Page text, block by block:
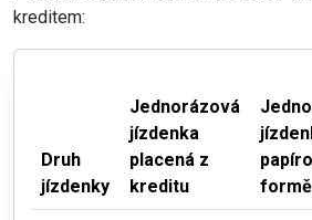
kreditem:
Druh
jízdenky
Jednorázová
jízdenka
placená z
kreditu
formě